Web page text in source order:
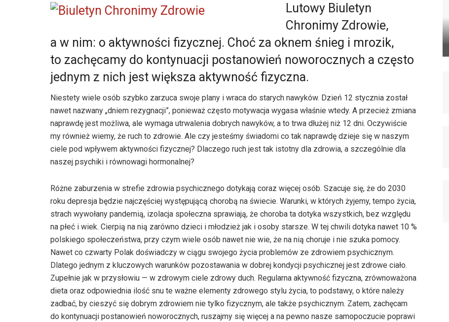
Lutowy Biuletyn
Chronimy Zdrowie,
a w nim: o aktywności fizycznej. Choć za oknem śnieg i mrozik,
to zachęcamy do kontynuacji postanowień noworocznych a często
jednym z nich jest większa aktywność fizyczna.
Niestety wiele osób szybko zarzuca swoje plany i wraca do starych nawyków. Dzień 12 stycznia został
nawet nazwany „dniem rezygnacji”, ponieważ często motywacja wygasa właśnie wtedy. A przecież zmiana
naprawdę jest możliwa, ale wymaga utrwalenia dobrych nawyków, a to trwa dłużej niż 12 dni. Oczywiście
my również wiemy, że ruch to zdrowie. Ale czy jesteśmy świadomi co tak naprawdę dzieje się w naszym
ciele pod wpływem aktywności fizycznej? Dlaczego ruch jest tak istotny dla zdrowia, a szczególnie dla
naszej psychiki i równowagi hormonalnej?
Różne zaburzenia w strefie zdrowia psychicznego dotykają coraz więcej osób. Szacuje się, że do 2030
roku depresja będzie najczęściej występującą chorobą na świecie. Warunki, w których żyjemy, tempo życia,
strach wywołany pandemią, izolacja społeczna sprawiają, że choroba ta dotyka wszystkich, bez względu
na płeć i wiek. Cierpią na nią zarówno dzieci i młodzież jak i osoby starsze. W tej chwili dotyka nawet 10 %
polskiego społeczeństwa, przy czym wiele osób nawet nie wie, że na nią choruje i nie szuka pomocy.
Nawet co czwarty Polak doświadczy w ciągu swojego życia problemów ze zdrowiem psychicznym.
Dlatego jednym z kluczowych warunków pozostawania w dobrej kondycji psychicznej jest zdrowe ciało.
Zupełnie jak w przysłowiu — w zdrowym ciele zdrowy duch. Regularna aktywność fizyczna, zrównoważona
dieta oraz odpowiednia ilość snu te ważne elementy zdrowego stylu życia, to podstawy, o które należy
zadbać, by cieszyć się dobrym zdrowiem nie tylko fizycznym, ale także psychicznym. Zatem, zachęcam
do kontynuacji postanowień noworocznych, ruszajmy się więcej a na pewno nasze samopoczucie poprawi